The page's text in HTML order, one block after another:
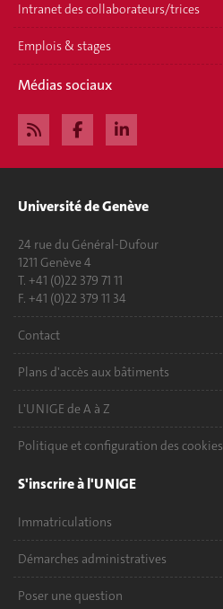
Intranet des collaborateurs/trices
Emplois & stages
Médias sociaux
Université de Genève
24 rue du Général-Dufour
1211 Genève 4
T. +41 (0)22 379 71 11
F. +41 (0)22 379 11 34
Contact
Plans d'accès aux bâtiments
L'UNIGE de A à Z
Politique et configuration des cookies
S'inscrire à l'UNIGE
Immatriculations
Démarches administratives
Poser une question